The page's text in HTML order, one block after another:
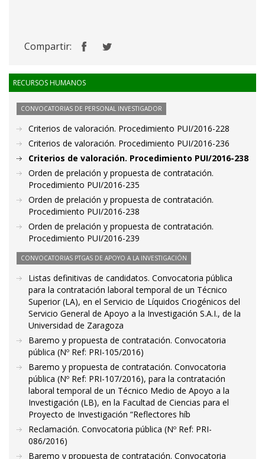
Compartir:
RECURSOS HUMANOS
CONVOCATORIAS DE PERSONAL INVESTIGADOR
Criterios de valoración. Procedimiento PUI/2016-228
Criterios de valoración. Procedimiento PUI/2016-236
Criterios de valoración. Procedimiento PUI/2016-238
Orden de prelación y propuesta de contratación.
Procedimiento PUI/2016-235
Orden de prelación y propuesta de contratación.
Procedimiento PUI/2016-238
Orden de prelación y propuesta de contratación.
Procedimiento PUI/2016-239
CONVOCATORIAS PTGAS DE APOYO A LA INVESTIGACIÓN
Listas definitivas de candidatos. Convocatoria pública
para la contratación laboral temporal de un Técnico
Superior (LA), en el Servicio de Líquidos Criogénicos del
Servicio General de Apoyo a la Investigación S.A.I., de la
Universidad de Zaragoza
Baremo y propuesta de contratación. Convocatoria
pública (Nº Ref: PRI-105/2016)
Baremo y propuesta de contratación. Convocatoria
pública (Nº Ref: PRI-107/2016), para la contratación
laboral temporal de un Técnico Medio de Apoyo a la
Investigación (LB), en la Facultad de Ciencias para el
Proyecto de Investigación “Reflectores híb
Reclamación. Convocatoria pública (Nº Ref: PRI-
086/2016)
Baremo y propuesta de contratación. Convocatoria